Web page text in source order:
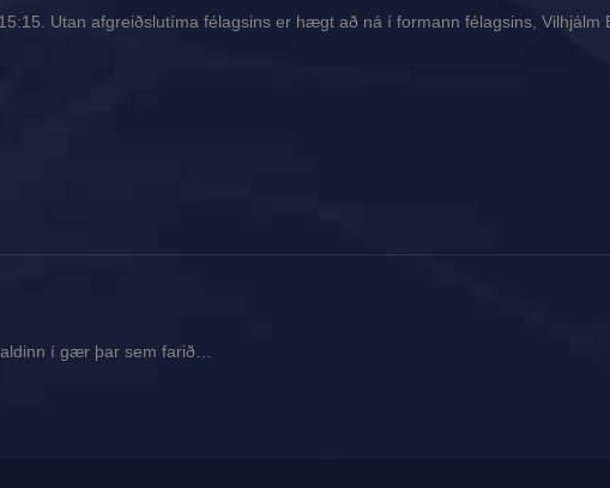
Utan afgreiðslutíma félagsins er hægt að ná í formann félagsins, Vilhjálm
í gær þar sem farið…